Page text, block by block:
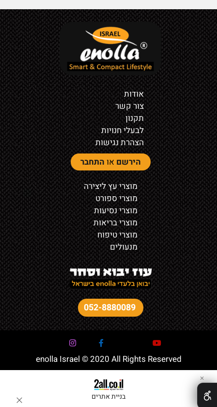
אודות
צור קשר
תקנון
לבעלי חנויות
הצהרת נגישות
הירשם או התחבר
מוצרי עץ ליצירה
מוצרי ספורט
מוצרי נסיעות
מוצרי בריאות
מוצרי טיפוח
מנעולים
052-8880089
enolla Israel © 2020 All Rights Reserved
בניית אתרים
✕